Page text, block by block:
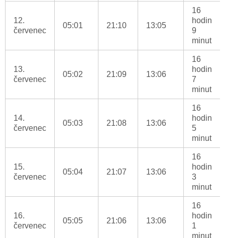
12.
červenec
05:01 21:10 13:05
16
hodin
9
minut
13.
červenec
05:02 21:09 13:06
16
hodin
7
minut
14.
červenec
05:03 21:08 13:06
16
hodin
5
minut
15.
červenec
05:04 21:07 13:06
16
hodin
3
minut
16.
červenec
05:05 21:06 13:06
16
hodin
1
minut